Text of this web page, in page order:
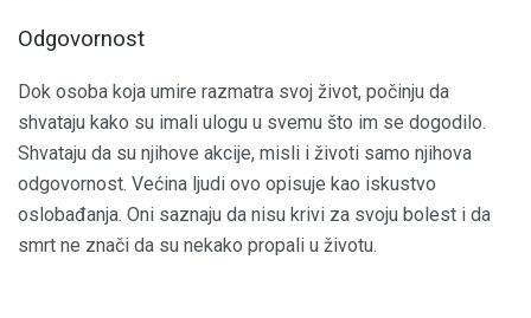
Odgovornost
Dok osoba koja umire razmatra svoj život, počinju da
shvataju kako su imali ulogu u svemu što im se dogodilo.
Shvataju da su njihove akcije, misli i životi samo njihova
odgovornost. Većina ljudi ovo opisuje kao iskustvo
oslobađanja. Oni saznaju da nisu krivi za svoju bolest i da
smrt ne znači da su nekako propali u životu.